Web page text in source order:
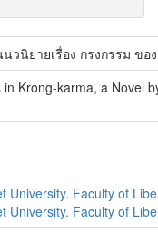
วนิยายเรื่อง กรงกรรม ข
Krong-karma, a Novel
University. Faculty of
University. Faculty of